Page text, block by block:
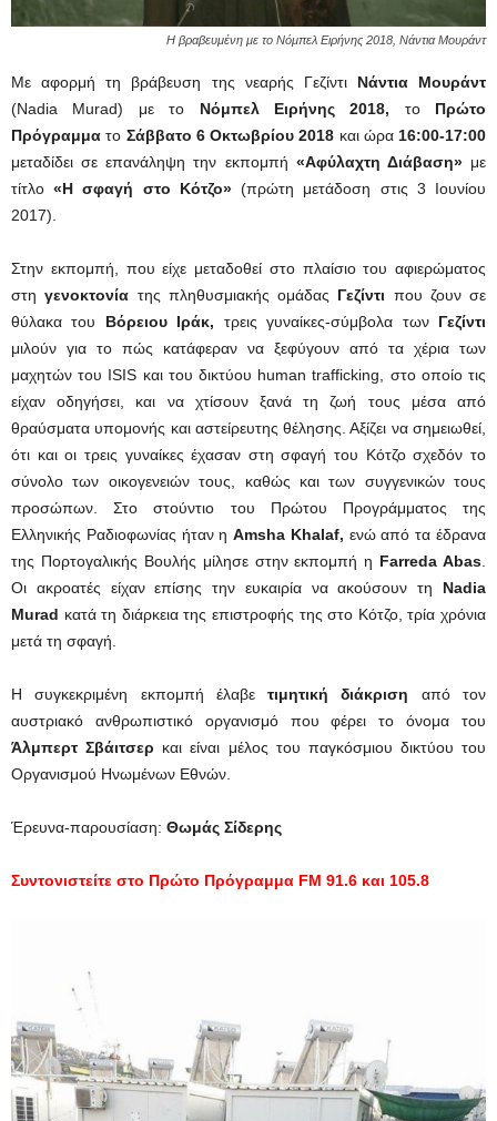
Η βραβευμένη με το Νόμπελ Ειρήνης 2018, Νάντια Μουράντ
Με αφορμή τη βράβευση της νεαρής Γεζίντι Νάντια Μουράντ
(Nadia Murad) με το Νόμπελ Ειρήνης 2018, το Πρώτο
Πρόγραμμα το Σάββατο 6 Οκτωβρίου 2018 και ώρα 16:00-17:00
μεταδίδει σε επανάληψη την εκπομπή «Αφύλαχτη Διάβαση»με
τίτλο«Η σφαγή στο Κότζο»(πρώτη μετάδοση στις 3 Ιουνίου
2017).
Στην εκπομπή, που είχε μεταδοθεί στο πλαίσιο του αφιερώματος
στη γενοκτονία της πληθυσμιακής ομάδας Γεζίντι που ζουν σε
θύλακα του Βόρειου Ιράκ, τρεις γυναίκες-σύμβολα των Γεζίντι
μιλούν για το πώς κατάφεραν να ξεφύγουν από τα χέρια των
μαχητών του ISIS και του δικτύου human trafficking, στο οποίο τις
είχαν οδηγήσει, και να χτίσουν ξανά τη ζωή τους μέσα από
θραύσματα υπομονής και αστείρευτης θέλησης. Αξίζει να σημειωθεί,
ότι και οι τρεις γυναίκες έχασαν στη σφαγή του Κότζο σχεδόν το
σύνολο των οικογενειών τους, καθώς και των συγγενικών τους
προσώπων. Στο στούντιο του Πρώτου Προγράμματος της
Ελληνικής Ραδιοφωνίας ήταν ηAmsha Khalaf, ενώ από τα έδρανα
της Πορτογαλικής Βουλής μίλησε στην εκπομπή η Farreda Abas.
Οι ακροατές είχαν επίσης την ευκαιρία να ακούσουν τη Nadia
Murad κατά τη διάρκεια της επιστροφής της στο Κότζο, τρία χρόνια
μετά τη σφαγή.
Η συγκεκριμένη εκπομπή έλαβετιμητική διάκριση από τον
αυστριακό ανθρωπιστικό οργανισμό που φέρει το όνομα του
Άλμπερτ Σβάιτσερ και είναι μέλος του παγκόσμιου δικτύου του
Οργανισμού Ηνωμένων Εθνών.
Έρευνα-παρουσίαση: Θωμάς Σίδερης
Συντονιστείτε στο Πρώτο Πρόγραμμα FM 91.6 και 105.8